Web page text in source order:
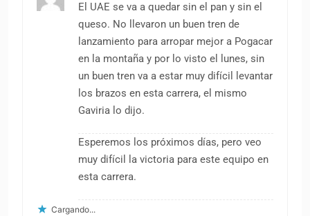
El UAE se va a quedar sin el pan y sin el
queso. No llevaron un buen tren de
lanzamiento para arropar mejor a Pogacar
en la montaña y por lo visto el lunes, sin
un buen tren va a estar muy difícil levantar
los brazos en esta carrera, el mismo
Gaviria lo dijo.
Esperemos los próximos días, pero veo
muy difícil la victoria para este equipo en
esta carrera.
Cargando...